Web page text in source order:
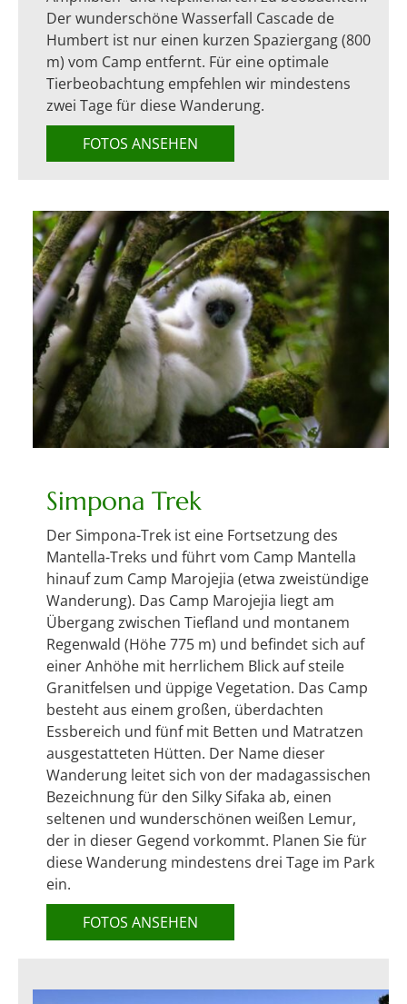
Der wunderschöne Wasserfall Cascade de
Humbert ist nur einen kurzen Spaziergang (800
m) vom Camp entfernt. Für eine optimale
Tierbeobachtung empfehlen wir mindestens
zwei Tage für diese Wanderung.
FOTOS ANSEHEN
Simpona Trek
Der Simpona-Trek ist eine Fortsetzung des
Mantella-Treks und führt vom Camp Mantella
hinauf zum Camp Marojejia (etwa zweistündige
Wanderung). Das Camp Marojejia liegt am
Übergang zwischen Tiefland und montanem
Regenwald (Höhe 775 m) und befindet sich auf
einer Anhöhe mit herrlichem Blick auf steile
Granitfelsen und üppige Vegetation. Das Camp
besteht aus einem großen, überdachten
Essbereich und fünf mit Betten und Matratzen
ausgestatteten Hütten. Der Name dieser
Wanderung leitet sich von der madagassischen
Bezeichnung für den Silky Sifaka ab, einen
seltenen und wunderschönen weißen Lemur,
der in dieser Gegend vorkommt. Planen Sie für
diese Wanderung mindestens drei Tage im Park
ein.
FOTOS ANSEHEN